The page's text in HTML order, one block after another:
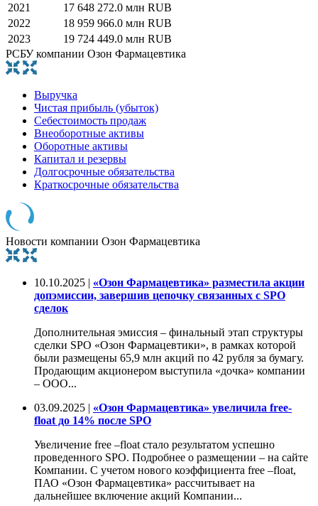
2021
17 648 272.0 млн RUB
2022
18 959 966.0 млн RUB
2023
19 724 449.0 млн RUB
РСБУ компании Озон Фармацевтика
Выручка
Чистая прибыль (убыток)
Себестоимость продаж
Внеоборотные активы
Оборотные активы
Капитал и резервы
Долгосрочные обязательства
Краткосрочные обязательства
Новости компании Озон Фармацевтика
10.10.2025 | «Озон Фармацевтика» разместила акции
допэмиссии, завершив цепочку связанных с SPO
сделок
Дополнительная эмиссия – финальный этап структуры
сделки SPO «Озон Фармацевтики», в рамках которой
были размещены 65,9 млн акций по 42 рубля за бумагу.
Продающим акционером выступила «дочка» компании
– ООО...
03.09.2025 | «Озон Фармацевтика» увеличила free-
float до 14% после SPO
Увеличение free –float стало результатом успешно
проведенного SPO. Подробнее о размещении – на сайте
Компании. С учетом нового коэффициента free –float,
ПАО «Озон Фармацевтика» рассчитывает на
дальнейшее включение акций Компании...